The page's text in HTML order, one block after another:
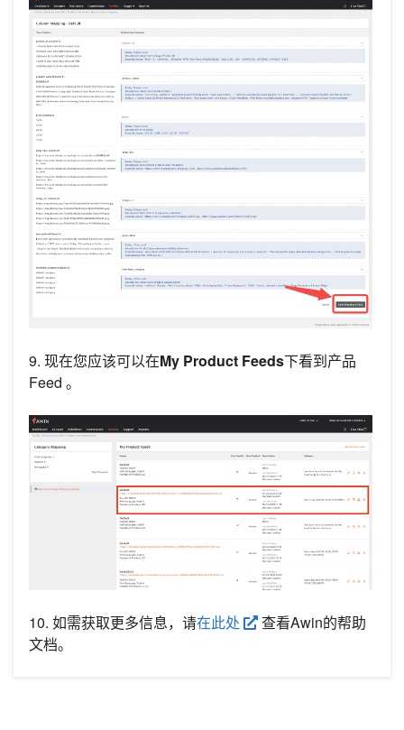
9. 现在您应该可以在My Product Feeds下看到产品
Feed 。
10. 如需获取更多信息，请在此处
查看Awin的帮助
文档。